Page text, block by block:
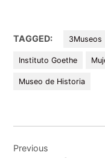
TAGGED: 3Museos
Instituto Goethe
Museo de Historia
de
Previous